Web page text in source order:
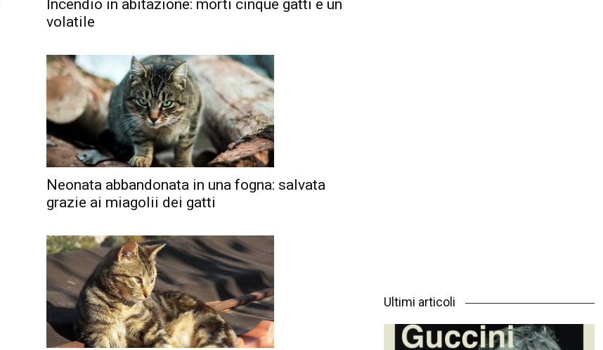
Incendio in abitazione: morti cinque gatti e un
volatile
Neonata abbandonata in una fogna: salvata
grazie ai miagolii dei gatti
Ultimi articoli